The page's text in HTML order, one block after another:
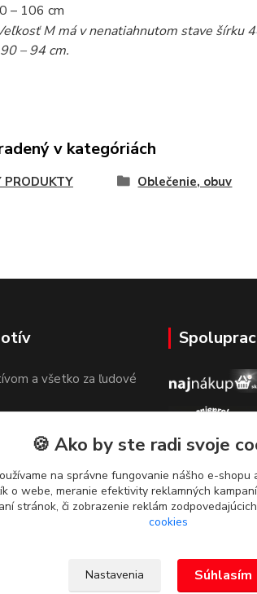
– 106 cm
M má v nenatiahnutom stave šírku
– 94 cm.
v kategóriách
PRODUKTY Oblečenie, obuv
a všetko za ľudové
🍪 Ako by ste radi svoje
na správne fungovanie nášho e-
o webe, meranie efektivity reklamných
stránok, či zobrazenie reklám
cookies
Nastavenia Súhlasím